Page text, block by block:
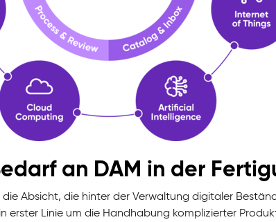
an DAM in der
die Absicht, die hinter der Verwaltung digitaler
erster Linie um die Handhabung komplizierter